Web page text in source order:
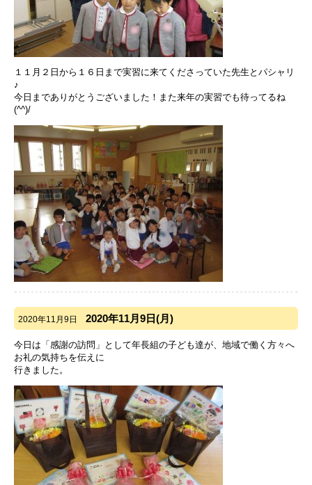
１１月２日から１６日まで実習に来てくださっていた先生とパシャリ
♪
今日までありがとうございました！また来年の実習でも待ってるね
(^^)/
2020年11月9日 2020年11月9日(月)
今日は「感謝の訪問」として年長組の子ども達が、地域で働く方々へ
お礼の気持ちを伝えに
行きました。